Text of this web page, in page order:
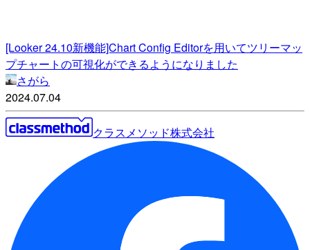
[Looker 24.10新機能]Chart Config Editorを用いてツリーマッ
プチャートの可視化ができるようになりました
さがら
2024.07.04
クラスメソッド株式会社